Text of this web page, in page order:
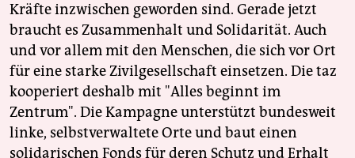
Kräfte inzwischen geworden sind. Gerade jetzt
braucht es Zusammenhalt und Solidarität. Auch
und vor allem mit den Menschen, die sich vor Ort
für eine starke Zivilgesellschaft einsetzen. Die taz
kooperiert deshalb mit "Alles beginnt im
Zentrum". Die Kampagne unterstützt bundesweit
linke, selbstverwaltete Orte und baut einen
solidarischen Fonds für deren Schutz und Erhalt